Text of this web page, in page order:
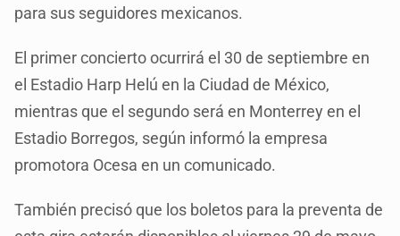
para sus seguidores mexicanos.
El primer concierto ocurrirá el 30 de septiembre en
el Estadio Harp Helú en la Ciudad de México,
mientras que el segundo será en Monterrey en el
Estadio Borregos, según informó la empresa
promotora Ocesa en un comunicado.
También precisó que los boletos para la preventa de